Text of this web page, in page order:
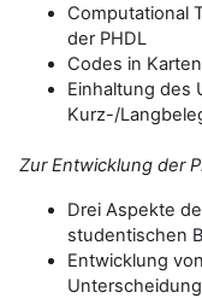
Computational
der PHDL
Codes in
Einhaltung des
Kurz-/
Zur Entwicklung der
Drei Aspekte
studentischen
Entwicklung